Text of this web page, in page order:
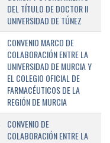
DEL TÍTULO DE DOCTOR II
UNIVERSIDAD DE TÚNEZ
CONVENIO MARCO DE
COLABORACIÓN ENTRE LA
UNIVERSIDAD DE MURCIA Y
EL COLEGIO OFICIAL DE
FARMACÉUTICOS DE LA
REGIÓN DE MURCIA
CONVENIO DE
COLABORACIÓN ENTRE LA